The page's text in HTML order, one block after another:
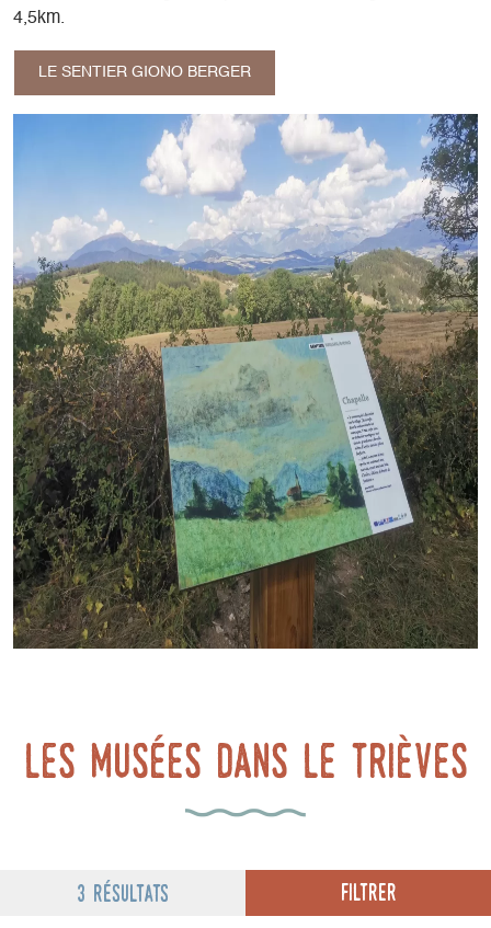
4,5km.
LE SENTIER GIONO BERGER
Les musées dans le trièves
3 résultats Filtrer